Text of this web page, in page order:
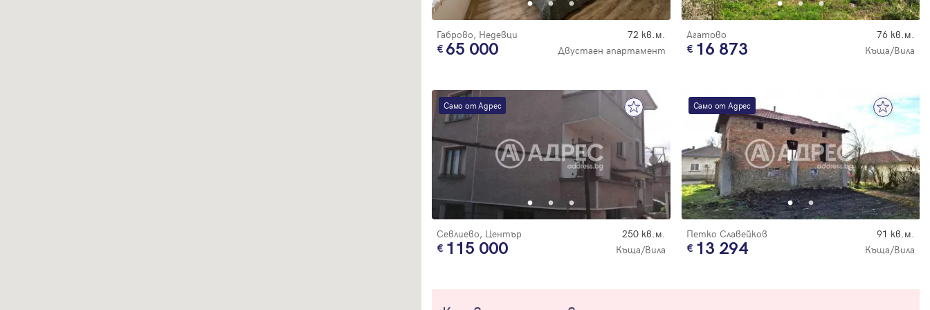
Габрово, Недевци 72 кв.м.
65 000 Двустаен апартамент
Агатово 76 кв.м.
16 873 Къща/Вила
Само от Адрес
Севлиево, Център 250 кв.м.
115 000 Къща/Вила
Само от Адрес
Петко Славейков 91 кв.м.
13 294 Къща/Вила